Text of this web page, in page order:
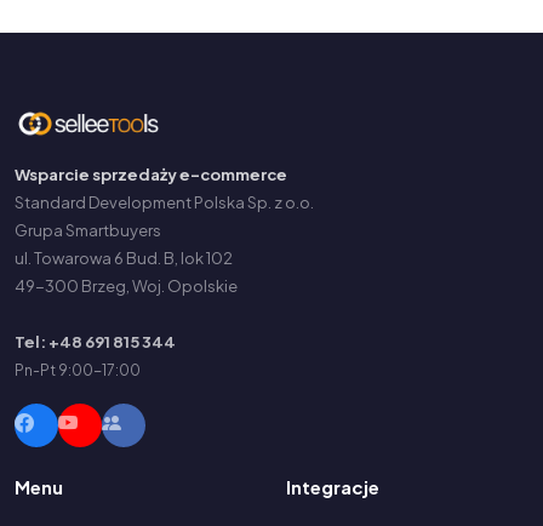
Wsparcie sprzedaży e-commerce
Standard Development Polska Sp. z o.o.
Grupa Smartbuyers
ul. Towarowa 6 Bud. B, lok 102
49-300 Brzeg, Woj. Opolskie
Tel: +48 691 815 344
Pn-Pt 9:00-17:00
Menu Integracje